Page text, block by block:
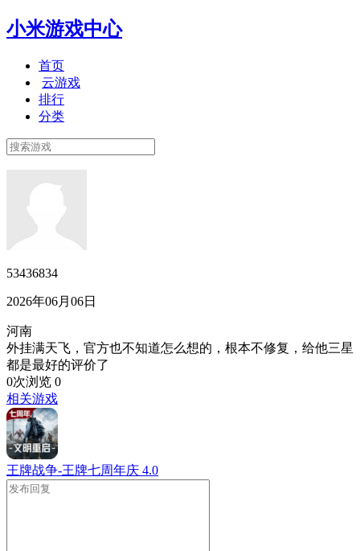
小米游戏中心
首页
云游戏
排行
分类
53436834
2026年06月06日
河南
外挂满天飞，官方也不知道怎么想的，根本不修复，给他三星
都是最好的评价了
0次浏览 0
相关游戏
王牌战争-王牌七周年庆 4.0